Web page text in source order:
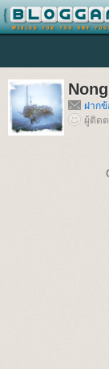
ฝาก
ผู้ติด